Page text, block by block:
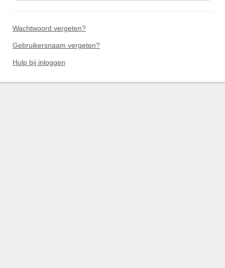
Wachtwoord vergeten?
Gebruikersnaam vergeten?
Hulp bij inloggen